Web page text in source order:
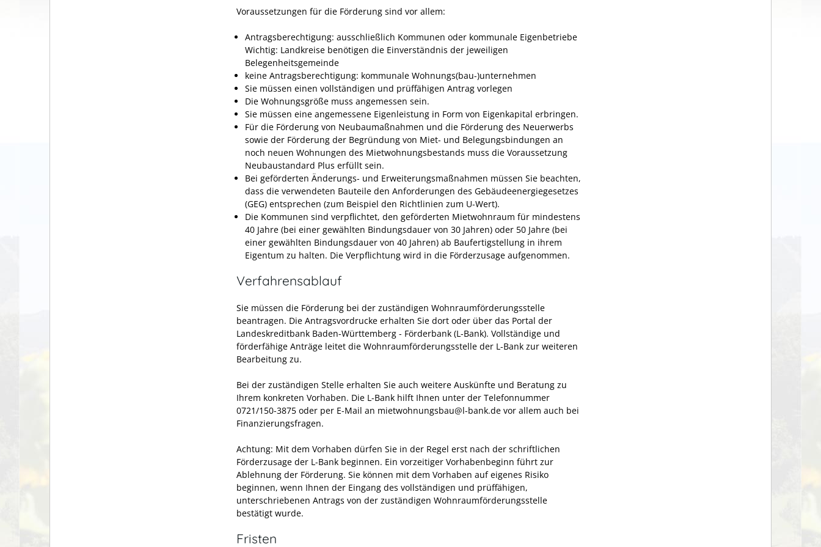
Voraussetzungen für die Förderung sind vor allem:
Antragsberechtigung: ausschließlich Kommunen oder kommunale Eigenbetriebe
Wichtig: Landkreise benötigen die Einverständnis der jeweiligen
Belegenheitsgemeinde
keine Antragsberechtigung: kommunale Wohnungs(bau-)unternehmen
Sie müssen einen vollständigen und prüffähigen Antrag vorlegen
Die Wohnungsgröße muss angemessen sein.
Sie müssen eine angemessene Eigenleistung in Form von Eigenkapital erbringen.
Für die Förderung von Neubaumaßnahmen und die Förderung des Neuerwerbs
sowie der Förderung der Begründung von Miet- und Belegungsbindungen an
noch neuen Wohnungen des Mietwohnungsbestands muss die Voraussetzung
Neubaustandard Plus erfüllt sein.
Bei geförderten Änderungs- und Erweiterungsmaßnahmen müssen Sie beachten,
dass die verwendeten Bauteile den Anforderungen des Gebäudeenergiegesetzes
(GEG) entsprechen (zum Beispiel den Richtlinien zum U-Wert).
Die Kommunen sind verpflichtet, den geförderten Mietwohnraum für mindestens
40 Jahre (bei einer gewählten Bindungsdauer von 30 Jahren) oder 50 Jahre (bei
einer gewählten Bindungsdauer von 40 Jahren) ab Baufertigstellung in ihrem
Eigentum zu halten. Die Verpflichtung wird in die Förderzusage aufgenommen.
Verfahrensablauf
Sie müssen die Förderung bei der zuständigen Wohnraumförderungsstelle
beantragen. Die Antragsvordrucke erhalten Sie dort oder über das Portal der
Landeskreditbank Baden-Württemberg - Förderbank (L-Bank). Vollständige und
förderfähige Anträge leitet die Wohnraumförderungsstelle der L-Bank zur weiteren
Bearbeitung zu.
Bei der zuständigen Stelle erhalten Sie auch weitere Auskünfte und Beratung zu
Ihrem konkreten Vorhaben. Die L-Bank hilft Ihnen unter der Telefonnummer
0721/150-3875 oder per E-Mail an mietwohnungsbau@l-bank.de vor allem auch bei
Finanzierungsfragen.
Achtung: Mit dem Vorhaben dürfen Sie in der Regel erst nach der schriftlichen
Förderzusage der L-Bank beginnen. Ein vorzeitiger Vorhabenbeginn führt zur
Ablehnung der Förderung. Sie können mit dem Vorhaben auf eigenes Risiko
beginnen, wenn Ihnen der Eingang des vollständigen und prüffähigen,
unterschriebenen Antrags von der zuständigen Wohnraumförderungsstelle
bestätigt wurde.
Fristen